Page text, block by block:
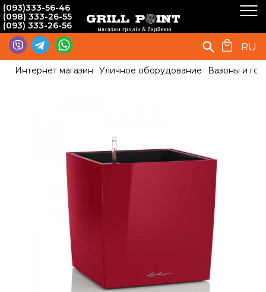
(093)333-56-46
(098) 333-26-55
(093) 333-26-56
RU
Интернет магазин Уличное оборудование Вазоны и